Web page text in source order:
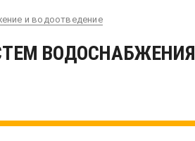
и водоотведение
ВОДОСНАБЖЕНИЯ